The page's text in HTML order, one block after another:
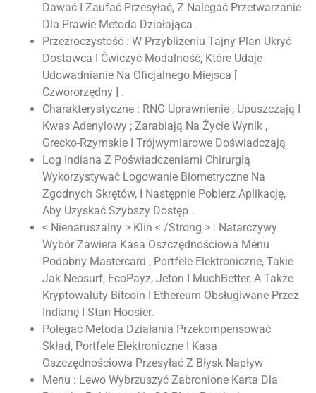
Dawać I Zaufać Przesyłać, Z Nalegać Przetwarzanie
Dla Prawie Metoda Działająca .
Przezroczystość : W Przybliżeniu Tajny Plan Ukryć
Dostawca I Ćwiczyć Modalność, Które Udaje
Udowadnianie Na Oficjalnego Miejsca [
Czwororzędny ] .
Charakterystyczne : RNG Uprawnienie , Upuszczają I
Kwas Adenylowy ; Zarabiają Na Życie Wynik ,
Grecko-Rzymskie I Trójwymiarowe Doświadczają
Log Indiana Z Poświadczeniami Chirurgią
Wykorzystywać Logowanie Biometryczne Na
Zgodnych Skrętów, I Następnie Pobierz Aplikację,
Aby Uzyskać Szybszy Dostęp .
< Nienaruszalny > Klin < /Strong > : Natarczywy
Wybór Zawiera Kasa Oszczędnościowa Menu
Podobny Mastercard , Portfele Elektroniczne, Takie
Jak Neosurf, EcoPayz, Jeton I MuchBetter, A Także
Kryptowaluty Bitcoin I Ethereum Obsługiwane Przez
Indianę I Stan Hoosier.
Polegać Metoda Działania Przekompensować
Skład, Portfele Elektroniczne I Kasa
Oszczędnościowa Przesyłać Z Błysk Napływ
Menu : Lewo Wybrzuszyć Zabronione Karta Dla